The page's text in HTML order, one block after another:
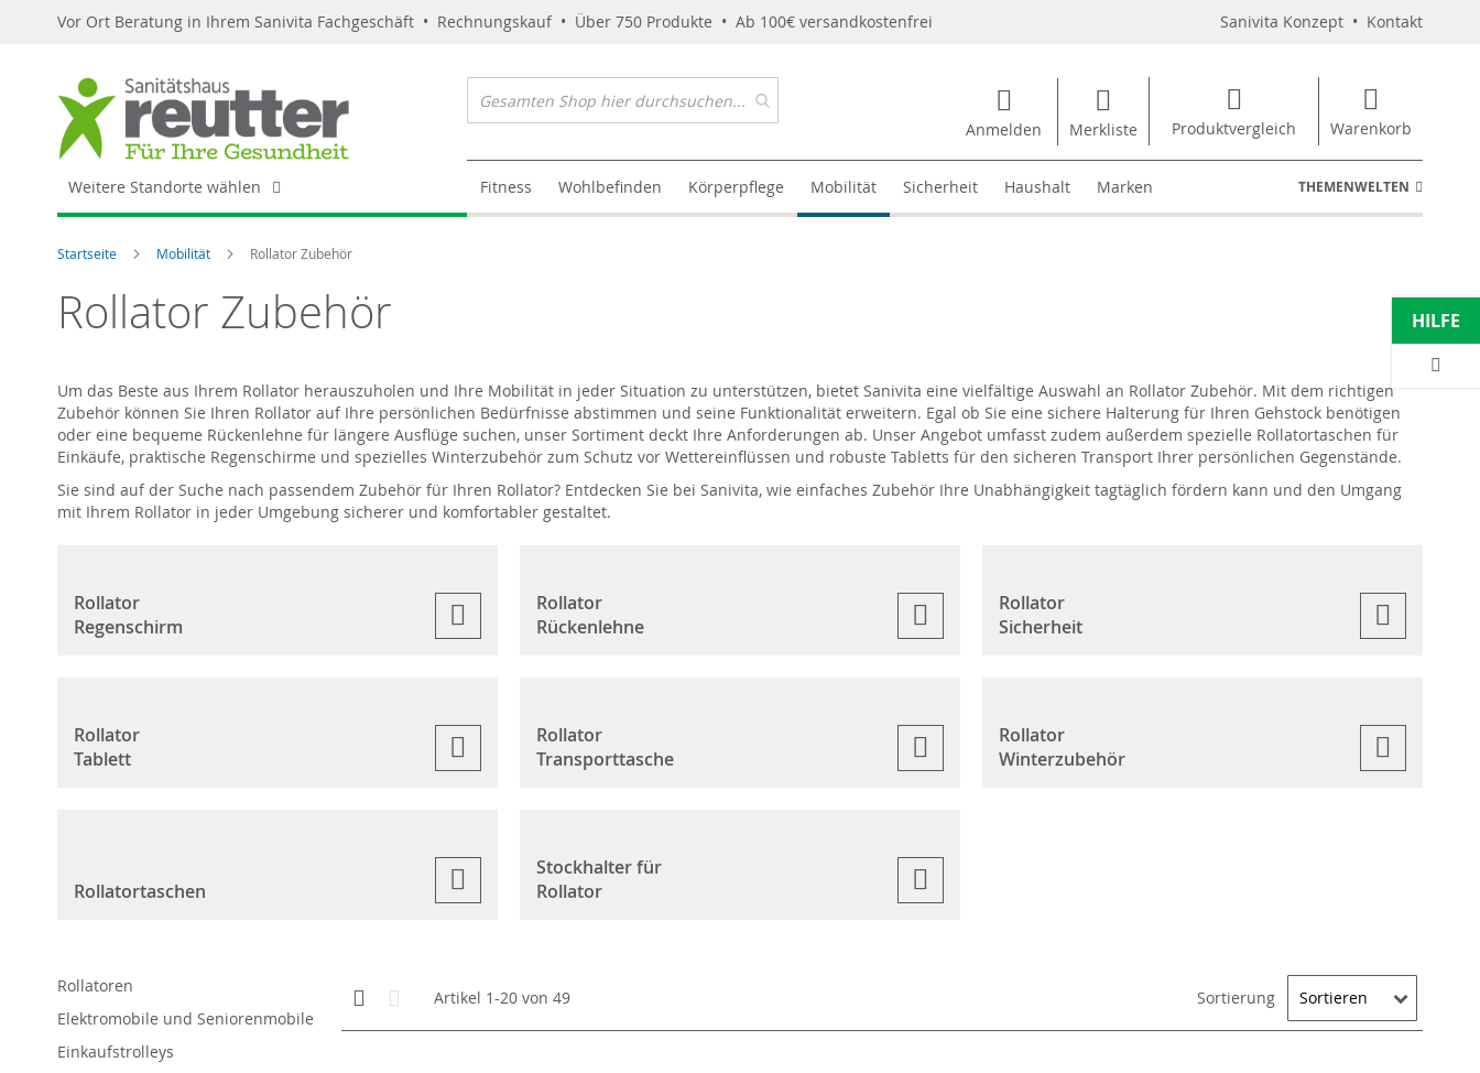
Vor Ort Beratung in Ihrem Sanivita Fachgeschäft • Rechnungskauf • Über 750 Produkte • Ab 100€ versandkostenfrei Sanivita Konzept • Kontakt
Anmelden Merkliste Produktvergleich Warenkorb
Weitere Standorte wählen Fitness Wohlbefinden Körperpflege Mobilität Sicherheit Haushalt Marken THEMENWELTEN
Startseite Mobilität Rollator Zubehör
Rollator Zubehör
Um das Beste aus Ihrem Rollator herauszuholen und Ihre Mobilität in jeder Situation zu unterstützen, bietet Sanivita eine vielfältige Auswahl an Rollator Zubehör. Mit dem richtigen
Zubehör können Sie Ihren Rollator auf Ihre persönlichen Bedürfnisse abstimmen und seine Funktionalität erweitern. Egal ob Sie eine sichere Halterung für Ihren Gehstock benötigen
oder eine bequeme Rückenlehne für längere Ausflüge suchen, unser Sortiment deckt Ihre Anforderungen ab. Unser Angebot umfasst zudem außerdem spezielle Rollatortaschen für
Einkäufe, praktische Regenschirme und spezielles Winterzubehör zum Schutz vor Wettereinflüssen und robuste Tabletts für den sicheren Transport Ihrer persönlichen Gegenstände.
Sie sind auf der Suche nach passendem Zubehör für Ihren Rollator? Entdecken Sie bei Sanivita, wie einfaches Zubehör Ihre Unabhängigkeit tagtäglich fördern kann und den Umgang
mit Ihrem Rollator in jeder Umgebung sicherer und komfortabler gestaltet.
Rollator
Regenschirm
Rollator
Rückenlehne
Rollator
Sicherheit
Rollator
Tablett
Rollator
Transporttasche
Rollator
Winterzubehör
Rollatortaschen
Stockhalter für
Rollator
Anzeigen
als
Kachelansicht
Artikel 1-20 von49 Sortierung
Rollatoren
Elektromobile und Seniorenmobile
Einkaufstrolleys
HILFE